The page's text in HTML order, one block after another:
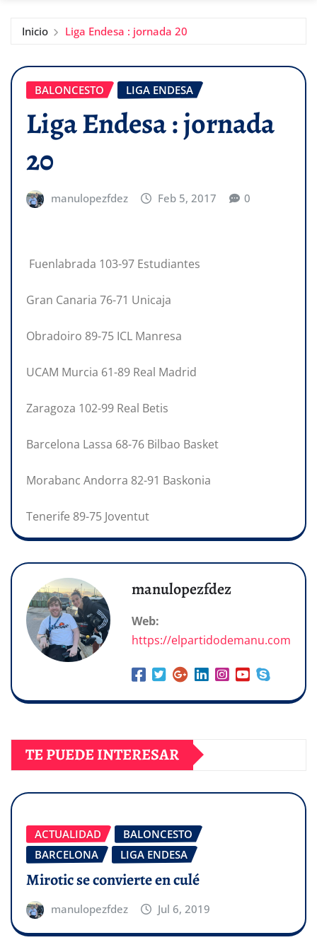
Inicio Liga Endesa : jornada 20
BALONCESTO LIGA ENDESA
Liga Endesa : jornada
20
manulopezfdez Feb 5, 2017 0
Fuenlabrada 103-97 Estudiantes
Gran Canaria 76-71 Unicaja
Obradoiro 89-75 ICL Manresa
UCAM Murcia 61-89 Real Madrid
Zaragoza 102-99 Real Betis
Barcelona Lassa 68-76 Bilbao Basket
Morabanc Andorra 82-91 Baskonia
Tenerife 89-75 Joventut
manulopezfdez
Web:
https://elpartidodemanu.com
TE PUEDE INTERESAR
ACTUALIDAD
BALONCESTO
BARCELONA
LIGA ENDESA
Mirotic se convierte en culé
manulopezfdez Jul 6, 2019